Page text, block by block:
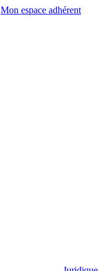
Mon espace adhérent